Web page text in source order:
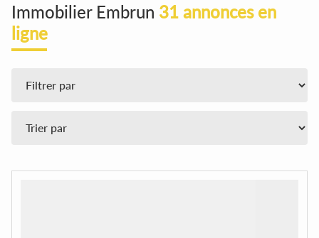
Immobilier Embrun 31 annonces en
ligne